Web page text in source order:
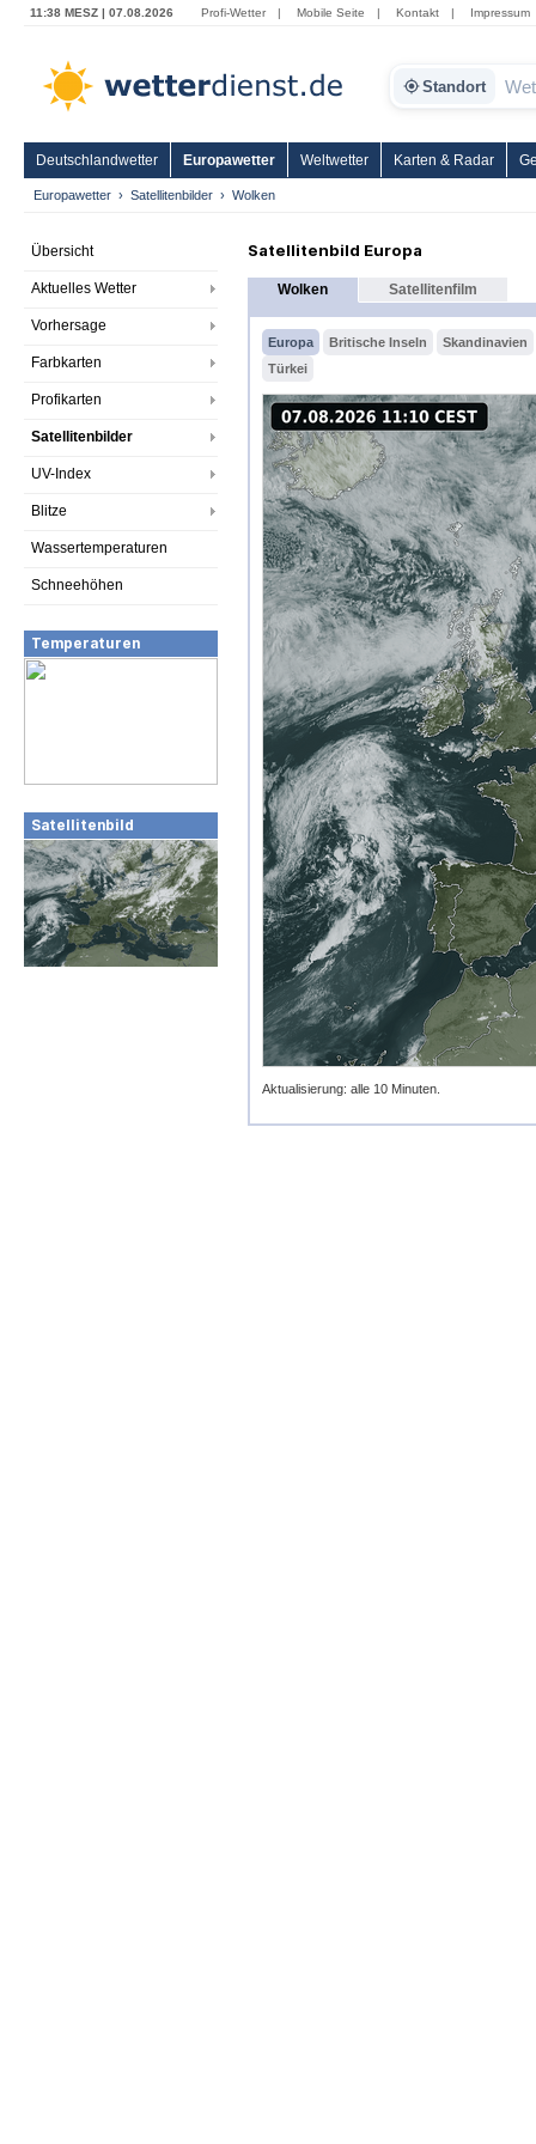
11:38 MESZ | 07.08.2026 Profi-Wetter | Mobile Seite | Kontakt | Impressum
Standort
Deutschlandwetter Europawetter Weltwetter Karten & Radar
Europawetter Satellitenbilder Wolken
Übersicht
Aktuelles Wetter
Vorhersage
Farbkarten
Profikarten
Satellitenbilder
UV-Index
Blitze
Wassertemperaturen
Schneehöhen
Temperaturen
Satellitenbild
Satellitenbild Europa
Wolken Satellitenfilm
Europa Britische Inseln
Skandinavien
Türkei
Aktualisierung: alle 10 Minuten.